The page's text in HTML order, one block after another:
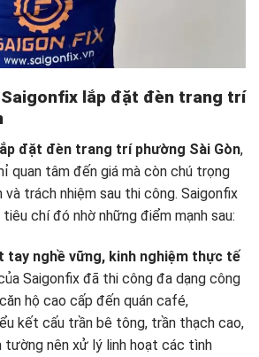
Saigonfix lắp đặt đèn trang trí
đặt đèn trang trí phường Sài Gòn,
quan tâm đến giá mà còn chú trọng
và trách nhiệm sau thi công. Saigonfix
chí đó nhờ những điểm mạnh sau:
tay nghề vững, kinh nghiệm thực tế
Saigonfix đã thi công đa dạng công
hộ cao cấp đến quán café,
kết cấu trần bê tông, trần thạch cao,
tường nên xử lý linh hoạt các tình